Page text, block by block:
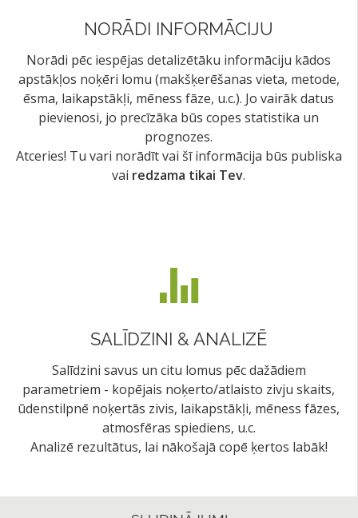
NORĀDI INFORMĀCIJU
Norādi pēc iespējas detalizētāku informāciju kādos
apstākļos noķēri lomu (makšķerēšanas vieta, metode,
ēsma, laikapstākļi, mēness fāze, u.c.). Jo vairāk datus
pievienosi, jo precīzāka būs copes statistika un
prognozes.
Atceries! Tu vari norādīt vai šī informācija būs publiska
vai redzama tikai Tev.
SALĪDZINI & ANALIZĒ
Salīdzini savus un citu lomus pēc dažādiem
parametriem - kopējais noķerto/atlaisto zivju skaits,
ūdenstilpnē noķertās zivis, laikapstākļi, mēness fāzes,
atmosfēras spiediens, u.c.
Analizē rezultātus, lai nākošajā copē ķertos labāk!